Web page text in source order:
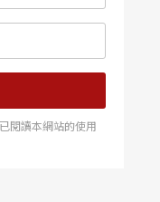
閱讀本網站的使用